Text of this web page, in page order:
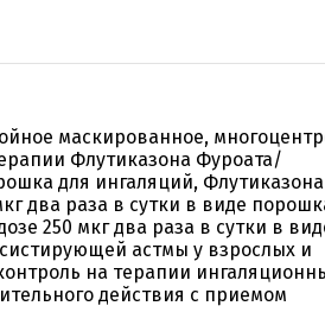
маскированное,
Флутиказона Фуроата/
для ингаляций, Флутиказона
два раза в сутки в виде
250 мкг два раза в сутки в
астмы у взрослых и
на терапии
действия с приемом